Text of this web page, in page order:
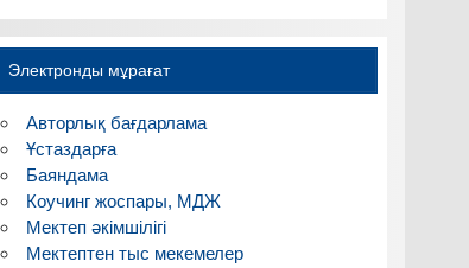
Электронды мұрағат
Авторлық бағдарлама
Ұстаздарға
Баяндама
Коучинг жоспары, МДЖ
Мектеп әкімшілігі
Мектептен тыс мекемелер